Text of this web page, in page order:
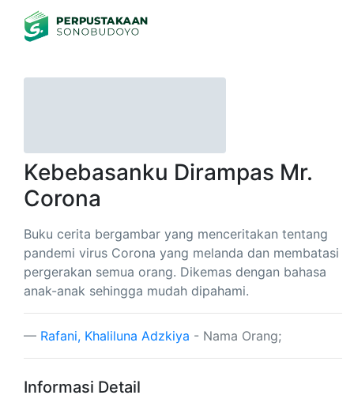
Kebebasanku Dirampas Mr.
Corona
Buku cerita bergambar yang menceritakan tentang
pandemi virus Corona yang melanda dan membatasi
pergerakan semua orang. Dikemas dengan bahasa
anak-anak sehingga mudah dipahami.
Rafani, Khaliluna Adzkiya - Nama Orang;
Informasi Detail